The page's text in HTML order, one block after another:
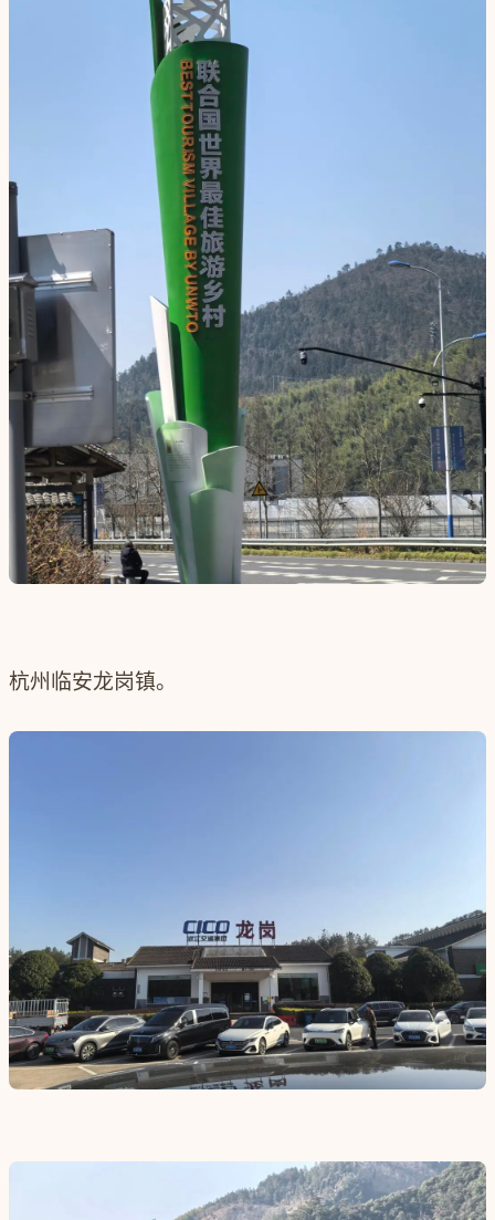
杭州临安龙岗镇。